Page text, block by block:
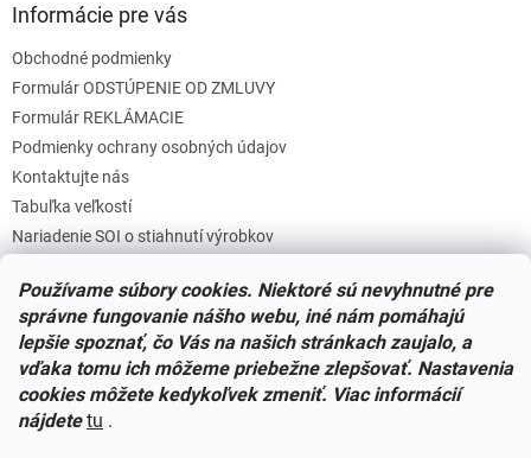
Používame súbory cookies. Niektoré sú nevyhnutné pre
správne fungovanie nášho webu, iné nám pomáhajú
lepšie spoznať, čo Vás na našich stránkach zaujalo, a
vďaka tomu ich môžeme priebežne zlepšovať. Nastavenia
cookies môžete kedykoľvek zmeniť. Viac informácií
nájdete tu .
Informácie pre vás
Obchodné podmienky
Formulár ODSTÚPENIE OD ZMLUVY
Formulár REKLÁMACIE
Podmienky ochrany osobných údajov
Kontaktujte nás
Tabuľka veľkostí
Nariadenie SOI o stiahnutí výrobkov
Zásady súborov COOKIES
Facebook